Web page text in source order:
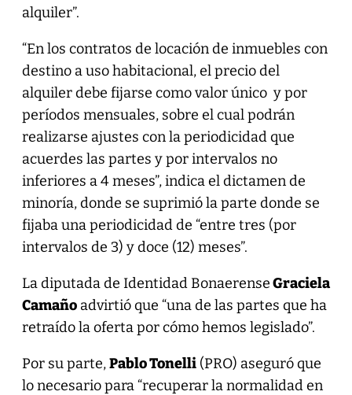
alquiler”.
“En los contratos de locación de inmuebles con
destino a uso habitacional, el precio del
alquiler debe fijarse como valor único y por
períodos mensuales, sobre el cual podrán
realizarse ajustes con la periodicidad que
acuerdes las partes y por intervalos no
inferiores a 4 meses”, indica el dictamen de
minoría, donde se suprimió la parte donde se
fijaba una periodicidad de “entre tres (por
intervalos de 3) y doce (12) meses”.
La diputada de Identidad BonaerenseGraciela
Camañoadvirtió que “una de las partes que ha
retraído la oferta por cómo hemos legislado”.
Por su parte,Pablo Tonelli(PRO) aseguró que
lo necesario para “recuperar la normalidad en